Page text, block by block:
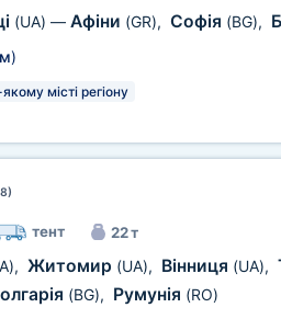
(UA) — Афіни (GR), Софія (BG),
)
місті регіону
тент 22 т
, Житомир (UA), Вінниця (UA),
(BG), Румунія (RO)